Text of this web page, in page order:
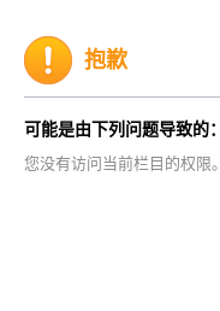
抱歉
可能是由下列问题导致的：
您没有访问当前栏目的权限。